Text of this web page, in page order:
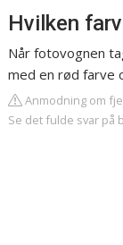
Hvilken
Når fotovognen
med en rød farve
Anmodning om
Se det fulde svar på